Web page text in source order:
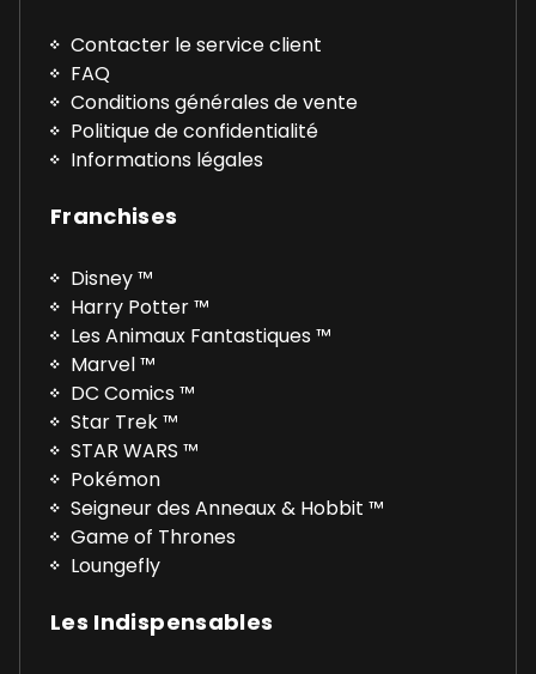
Contacter le service client
FAQ
Conditions générales de vente
Politique de confidentialité
Informations légales
Franchises
Disney ™
Harry Potter ™
Les Animaux Fantastiques ™
Marvel ™
DC Comics ™
Star Trek ™
STAR WARS ™
Pokémon
Seigneur des Anneaux & Hobbit ™
Game of Thrones
Loungefly
Les Indispensables